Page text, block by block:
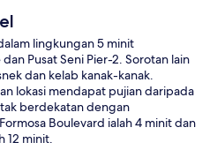
lingkungan 5 minit
Pusat Seni Pier-2. Sorotan lain
dan kelab kanak-kanak.
lokasi mendapat pujian daripada
berdekatan dengan
Boulevard ialah 4 minit dan
12 minit.